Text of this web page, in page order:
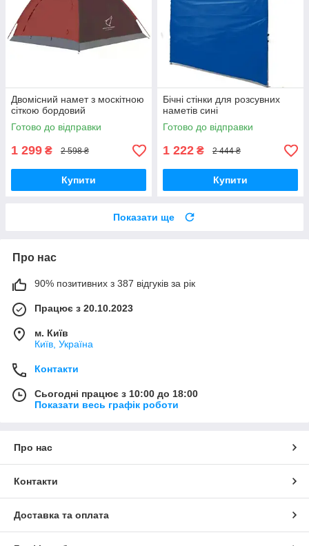
Двомісний намет з москітною
сіткою бордовий
Готово до відправки
1 299 ₴ 2 598 ₴
Купити
Бічні стінки для розсувних
наметів сині
Готово до відправки
1 222 ₴ 2 444 ₴
Купити
Показати ще
Про нас
90% позитивних з 387 відгуків за рік
Працює з 20.10.2023
м. Київ
Київ, Україна
Контакти
Сьогодні працює з 10:00 до 18:00
Показати весь графік роботи
Про нас
Контакти
Доставка та оплата